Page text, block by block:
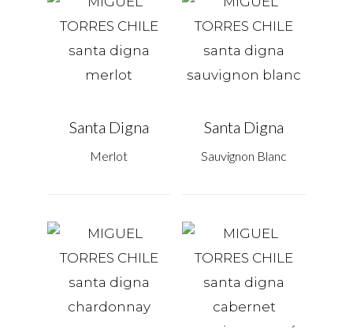
Santa Digna
Merlot
Santa Digna
Sauvignon Blanc